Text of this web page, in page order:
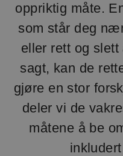
oppriktig måte.
som står deg
eller rett og
sagt, kan de
gjøre en stor
deler vi de
måtene å be